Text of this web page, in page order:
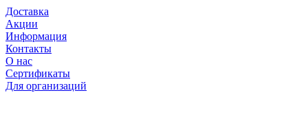
Доставка
Акции
Информация
Контакты
О нас
Сертификаты
Для организаций